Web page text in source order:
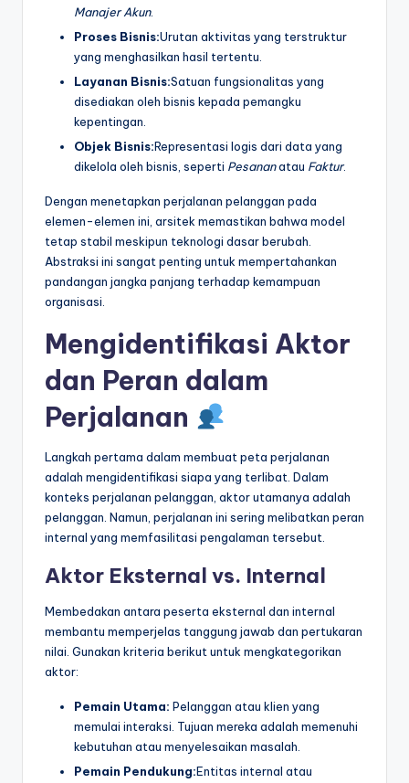
Manajer Akun.
Proses Bisnis:Urutan aktivitas yang terstruktur
yang menghasilkan hasil tertentu.
Layanan Bisnis:Satuan fungsionalitas yang
disediakan oleh bisnis kepada pemangku
kepentingan.
Objek Bisnis:Representasi logis dari data yang
dikelola oleh bisnis, seperti Pesananatau Faktur.
Dengan menetapkan perjalanan pelanggan pada
elemen-elemen ini, arsitek memastikan bahwa model
tetap stabil meskipun teknologi dasar berubah.
Abstraksi ini sangat penting untuk mempertahankan
pandangan jangka panjang terhadap kemampuan
organisasi.
Mengidentifikasi Aktor
dan Peran dalam
Perjalanan
Langkah pertama dalam membuat peta perjalanan
adalah mengidentifikasi siapa yang terlibat. Dalam
konteks perjalanan pelanggan, aktor utamanya adalah
pelanggan. Namun, perjalanan ini sering melibatkan peran
internal yang memfasilitasi pengalaman tersebut.
Aktor Eksternal vs. Internal
Membedakan antara peserta eksternal dan internal
membantu memperjelas tanggung jawab dan pertukaran
nilai. Gunakan kriteria berikut untuk mengkategorikan
aktor:
Pemain Utama: Pelanggan atau klien yang
memulai interaksi. Tujuan mereka adalah memenuhi
kebutuhan atau menyelesaikan masalah.
Pemain Pendukung:Entitas internal atau